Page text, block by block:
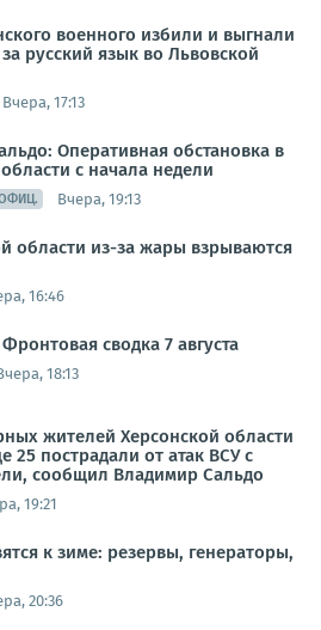
военного избили и выгнали
русский язык во Львовской
Вчера, 17:13
Оперативная обстановка в
с начала недели
Вчера, 19:13
области из-за жары взрываются
16:46
сводка 7 августа
18:13
жителей Херсонской области
25 пострадали от атак ВСУ с
сообщил Владимир Сальдо
19:21
к зиме: резервы, генераторы,
20:36